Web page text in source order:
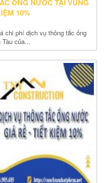
ỐNG NƯỚC TẠI VŨNG
10%
chi phí dịch vụ thông tắc ống
của...